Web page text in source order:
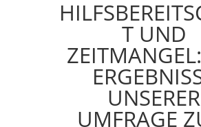
T UND
UNSERER
UMFRAGE